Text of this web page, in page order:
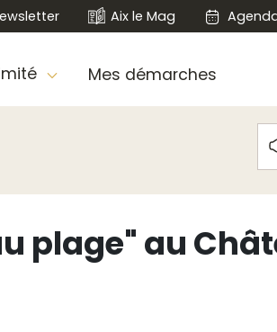
Aix le Mag
Mes démarches
plage" au